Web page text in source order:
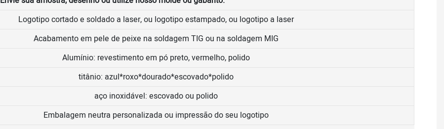
Logotipo cortado e soldado a laser, ou logotipo estampado, ou logotipo a laser
Acabamento em pele de peixe na soldagem TIG ou na soldagem MIG
Alumínio: revestimento em pó preto, vermelho, polido
titânio: azul*roxo*dourado*escovado*polido
aço inoxidável: escovado ou polido
Embalagem neutra personalizada ou impressão do seu logotipo